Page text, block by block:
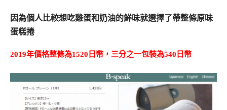
因為個人比較想吃雞蛋和奶油的鮮味就選擇了帶整條原味
蛋糕捲
2019年價格整條為1520日幣，三分之一包裝為540日幣